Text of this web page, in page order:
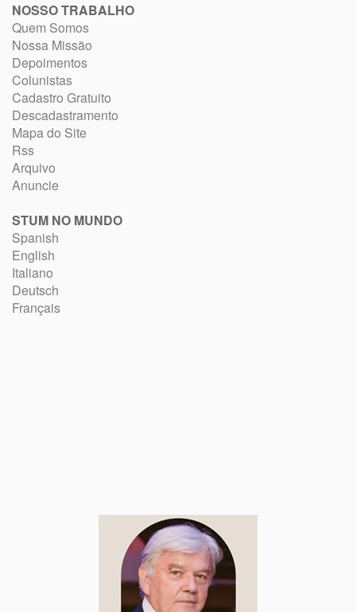
NOSSO TRABALHO
Quem Somos
Nossa Missão
Depoimentos
Colunistas
Cadastro Gratuito
Descadastramento
Mapa do Site
Rss
Arquivo
Anuncie
STUM NO MUNDO
Spanish
English
Italiano
Deutsch
Français